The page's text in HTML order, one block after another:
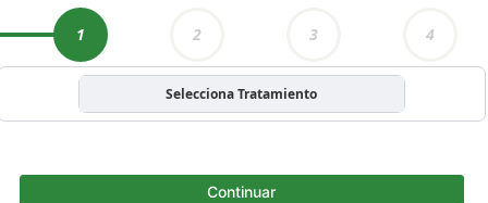
1 2 3 4
Selecciona Tratamiento
Continuar